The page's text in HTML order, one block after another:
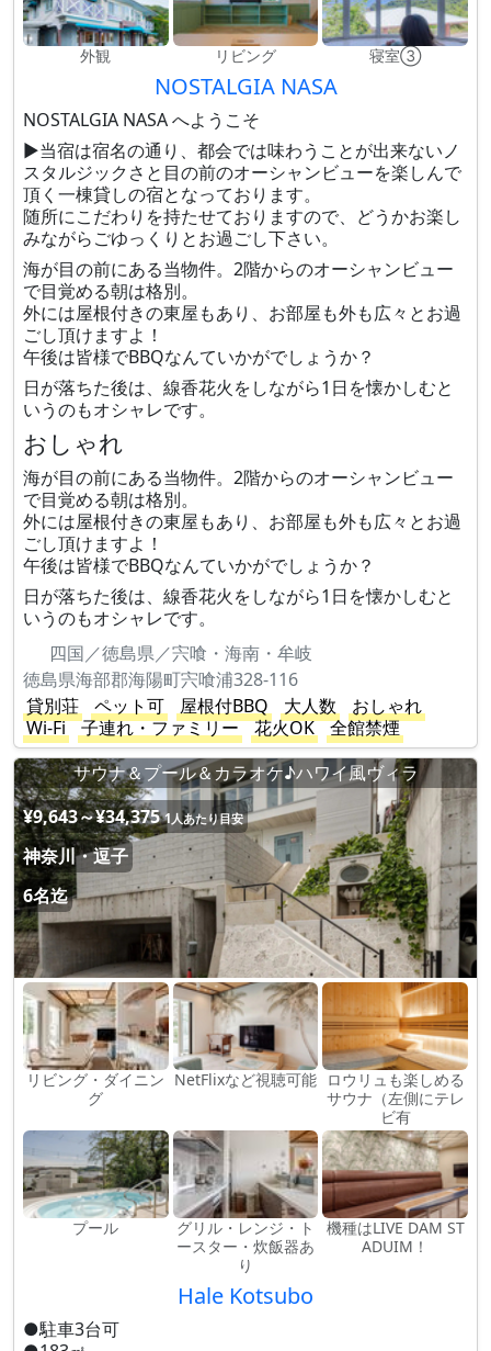
外観 リビング 寝室③
NOSTALGIA NASA
NOSTALGIA NASA へようこそ
▶当宿は宿名の通り、都会では味わうことが出来ないノ
スタルジックさと目の前のオーシャンビューを楽しんで
頂く一棟貸しの宿となっております。
随所にこだわりを持たせておりますので、どうかお楽し
みながらごゆっくりとお過ごし下さい。
海が目の前にある当物件。2階からのオーシャンビュー
で目覚める朝は格別。
外には屋根付きの東屋もあり、お部屋も外も広々とお過
ごし頂けますよ！
午後は皆様でBBQなんていかがでしょうか？
日が落ちた後は、線香花火をしながら1日を懐かしむと
いうのもオシャレです。
おしゃれ
海が目の前にある当物件。2階からのオーシャンビュー
で目覚める朝は格別。
外には屋根付きの東屋もあり、お部屋も外も広々とお過
ごし頂けますよ！
午後は皆様でBBQなんていかがでしょうか？
日が落ちた後は、線香花火をしながら1日を懐かしむと
いうのもオシャレです。
四国／徳島県／宍喰・海南・牟岐
徳島県海部郡海陽町宍喰浦328-116
貸別荘
ペット可 屋根付BBQ 大人数
おしゃれ
Wi-Fi
子連れ・ファミリー 花火OK
全館禁煙
サウナ＆プール＆カラオケ♪ハワイ風ヴィラ
¥9,643～¥34,375 1人あたり目安
神奈川・逗子
6名迄
リビング・ダイニン
グ
NetFlixなど視聴可能 ロウリュも楽しめる
サウナ（左側にテレ
ビ有
プール
グリル・レンジ・ト
ースター・炊飯器あ
り
機種はLIVE DAM ST
ADUIM！
Hale Kotsubo
●駐車3台可